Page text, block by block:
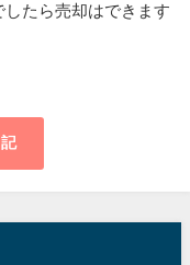
たら売却はできます